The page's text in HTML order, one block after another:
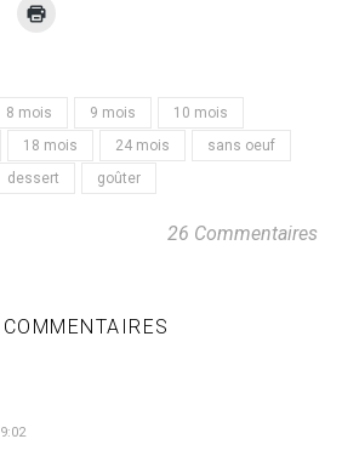
8 mois 9 mois
10 mois
18 mois 24 mois
sans oeuf
dessert goûter
26 Commentaires